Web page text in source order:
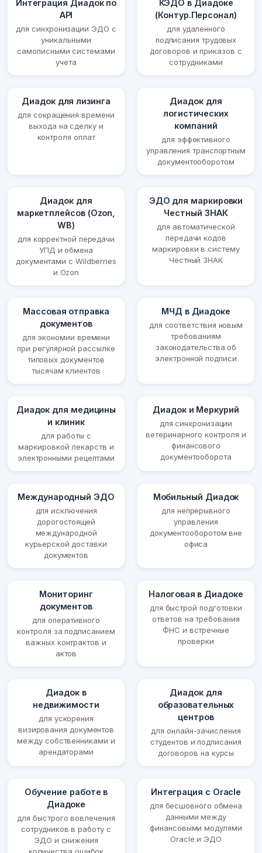
Интеграция Диадок по
API
для синхронизации ЭДО с
уникальными
самописными системами
учета
КЭДО в Диадоке
(Контур.Персонал)
для удаленного
подписания трудовых
договоров и приказов с
сотрудниками
Диадок для лизинга
для сокращения времени
выхода на сделку и
контроля оплат
Диадок для
логистических
компаний
для эффективного
управления транспортным
документооборотом
Диадок для
маркетплейсов (Ozon,
WB)
для корректной передачи
УПД и обмена
документами с Wildberries
и Ozon
ЭДО для маркировки
Честный ЗНАК
для автоматической
передачи кодов
маркировки в систему
Честный ЗНАК
Массовая отправка
документов
для экономии времени
при регулярной рассылке
типовых документов
тысячам клиентов
МЧД в Диадоке
для соответствия новым
требованиям
законодательства об
электронной подписи
Диадок для медицины
и клиник
для работы с
маркировкой лекарств и
электронными рецептами
Диадок и Меркурий
для синхронизации
ветеринарного контроля и
финансового
документооборота
Международный ЭДО
для исключения
дорогостоящей
международной
курьерской доставки
документов
Мобильный Диадок
для непрерывного
управления
документооборотом вне
офиса
Мониторинг
документов
для оперативного
контроля за подписанием
важных контрактов и
актов
Налоговая в Диадоке
для быстрой подготовки
ответов на требования
ФНС и встречные
проверки
Диадок в
недвижимости
для ускорения
визирования документов
между собственниками и
арендаторами
Диадок для
образовательных
центров
для онлайн-зачисления
студентов и подписания
договоров на курсы
Обучение работе в
Диадоке
для быстрого вовлечения
сотрудников в работу с
ЭДО и снижения
Интеграция с Oracle
для бесшовного обмена
данными между
финансовыми модулями
Oracle и ЭДО